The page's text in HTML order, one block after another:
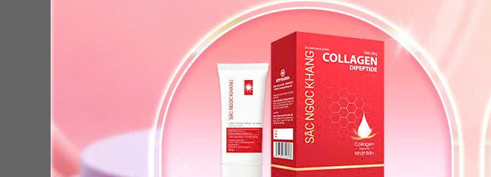
Dầu Xả 26 Loại Thảo Dược [30g]
Giá ưu đãi:55,000
Giá niêm yết: Liên hệ